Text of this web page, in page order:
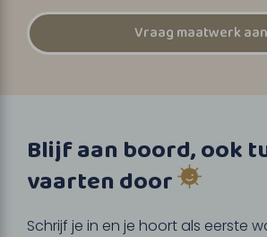
Vraag maatwerk aan
Blijf aan boord, ook
vaarten door
Schrijf je in en je hoort als eerste